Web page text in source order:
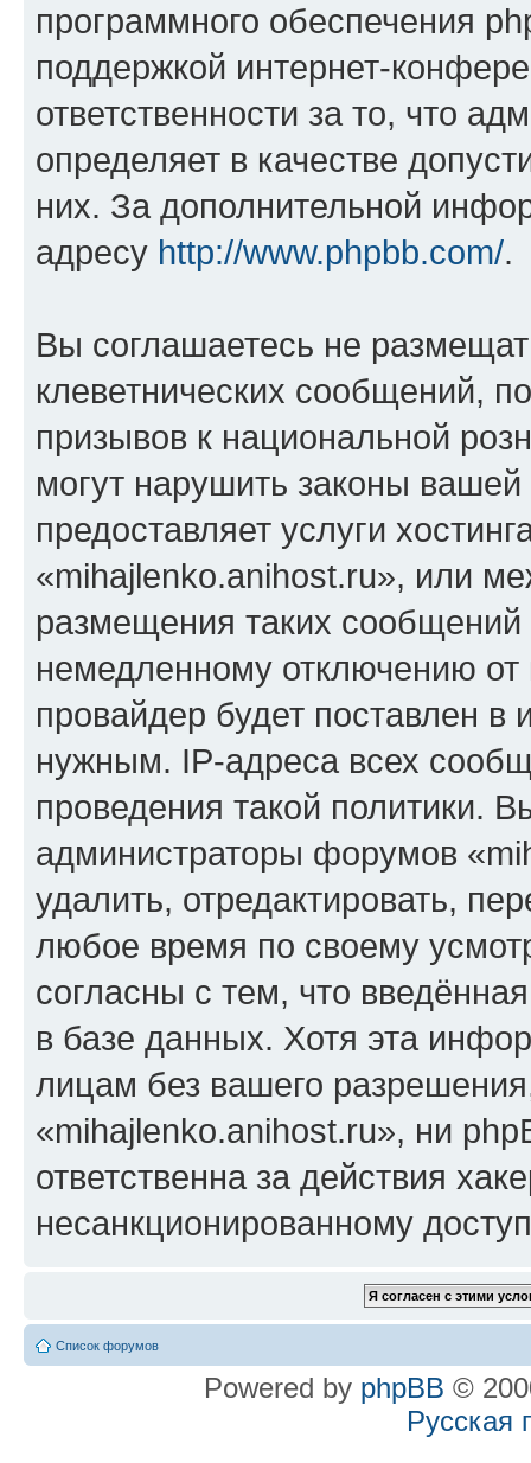
программного обеспечения
поддержкой интернет-
ответственности за то, что
определяет в качестве
них. За дополнительной
адресу http://www.phpbb.com/.
Вы соглашаетесь не
клеветнических сообщений,
призывов к национальной
могут нарушить законы
предоставляет услуги
«mihajlenko.anihost.ru», или
размещения таких
немедленному отключению
провайдер будет поставлен в
нужным. IP-адреса всех
проведения такой политики.
администраторы форумов
удалить, отредактировать,
любое время по своему
согласны с тем, что
в базе данных. Хотя эта
лицам без вашего
«mihajlenko.anihost.ru», ни
ответственна за действия
несанкционированному
Список форумов
Powered by phpBB ©
Русская